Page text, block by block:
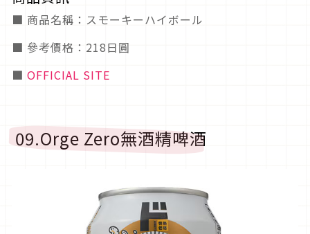
■ 商品名稱：スモーキーハイボール
■ 參考價格：218日圓
■ OFFICIAL SITE
09.Orge Zero無酒精啤酒